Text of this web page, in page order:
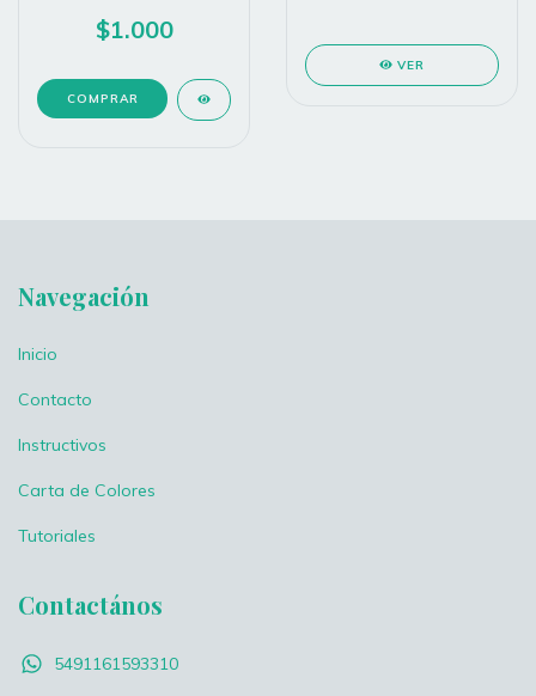
$1.000
VER
Navegación
Inicio
Contacto
Instructivos
Carta de Colores
Tutoriales
Contactános
5491161593310